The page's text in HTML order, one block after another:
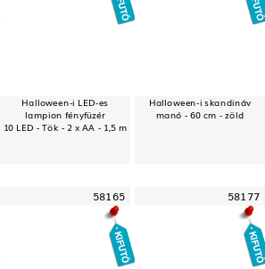
Halloween-i LED-es
lampion fényfüzér
10 LED - Tök - 2 x AA - 1,5 m
Halloween-i skandináv
manó - 60 cm - zöld
58165 58177